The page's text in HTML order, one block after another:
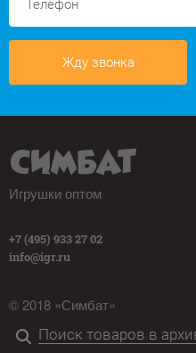
Жду звонка
Игрушки оптом
+7 (495) 933 27 02
info@igr.ru
© 2018 «Симбат»